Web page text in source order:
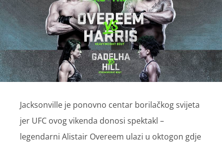
Jacksonville je ponovno centar borilačkog svijeta
jer UFC ovog vikenda donosi spektakl –
legendarni Alistair Overeem ulazi u oktogon gdje